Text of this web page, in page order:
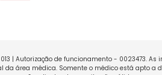
| Autorização de funcionamento - 0023473.
área médica. Somente o médico está apto a